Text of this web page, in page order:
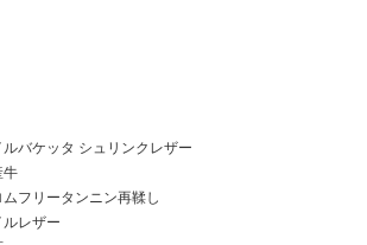
ッタ シュリンクレザー
リータンニン再鞣し
レザー